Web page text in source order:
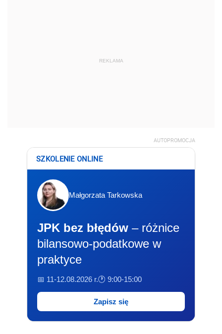
REKLAMA
AUTOPROMOCJA
SZKOLENIE ONLINE
Małgorzata Tarkowska
JPK bez błędów – różnice
bilansowo-podatkowe w
praktyce
📅 11-12.08.2026 r.🕐 9:00-15:00
Zapisz się